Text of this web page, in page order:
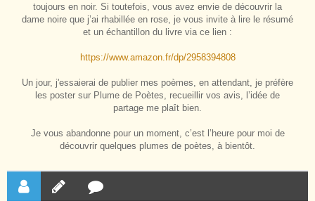
toujours en noir. Si toutefois, vous avez envie de découvrir la
dame noire que j’ai rhabillée en rose, je vous invite à lire le résumé
et un échantillon du livre via ce lien :
https://www.amazon.fr/dp/2958394808
Un jour, j'essaierai de publier mes poèmes, en attendant, je préfère
les poster sur Plume de Poètes, recueillir vos avis, l’idée de
partage me plaît bien.
Je vous abandonne pour un moment, c’est l’heure pour moi de
découvrir quelques plumes de poètes, à bientôt.